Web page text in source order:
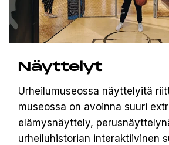
Näyttelyt
Urheilumuseossa näyttelyitä
museossa on avoinna suuri
elämysnäyttely,
urheiluhistorian interaktiivinen